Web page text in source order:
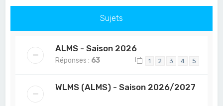
Sujets
ALMS - Saison 2026
Réponses : 63 1 2 3 4 5
WLMS (ALMS) - Saison 2026/2027